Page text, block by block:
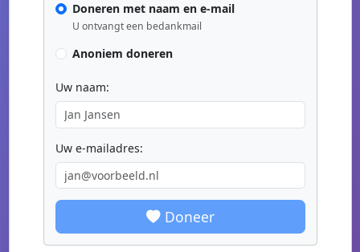
Doneren met naam en e-mail
U ontvangt een bedankmail
Anoniem doneren
Uw naam:
Uw e-mailadres:
Doneer